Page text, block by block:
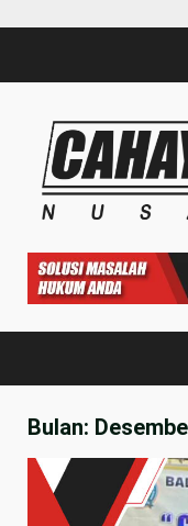
Bulan: